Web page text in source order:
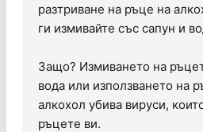
разтриване на ръце на
ги измивайте със сапун и
Защо? Измиването на
вода или използването на
алкохол убива вируси,
ръцете ви.